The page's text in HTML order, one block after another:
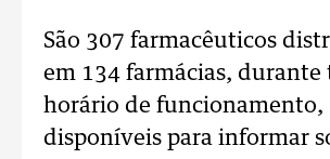
São 307 farmacêuticos
em 134 farmácias, durante
horário de funcionamento,
disponíveis para informar